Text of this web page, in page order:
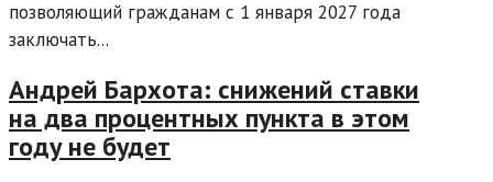
позволяющий гражданам с 1 января 2027 года
заключать...
Андрей Бархота: снижений ставки
на два процентных пункта в этом
году не будет